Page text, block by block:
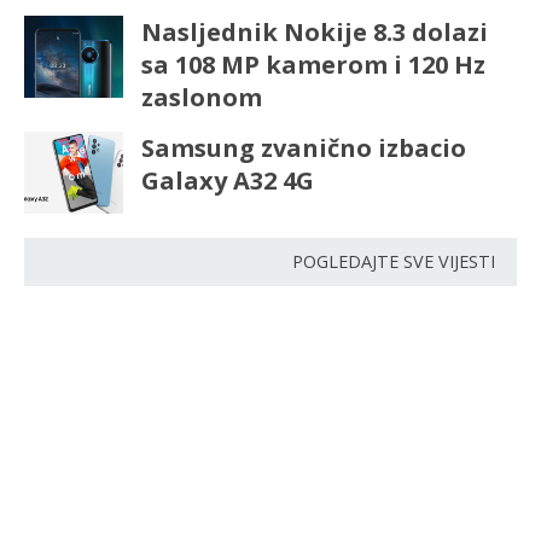
Nasljednik Nokije 8.3 dolazi
sa 108 MP kamerom i 120 Hz
zaslonom
Samsung zvanično izbacio
Galaxy A32 4G
POGLEDAJTE SVE VIJESTI